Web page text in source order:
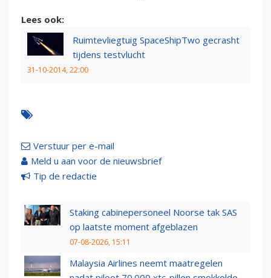
Lees ook:
Ruimtevliegtuig SpaceShipTwo gecrasht
tijdens testvlucht
31-10-2014, 22:00
Verstuur per e-mail
Meld u aan voor de nieuwsbrief
Tip de redactie
Staking cabinepersoneel Noorse tak SAS
op laatste moment afgeblazen
07-08-2026, 15:11
Malaysia Airlines neemt maatregelen